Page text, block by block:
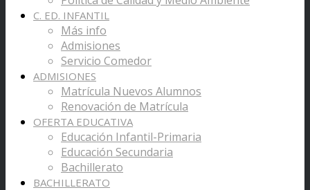
C. ED. INFANTIL
Más info
Admisiones
Servicio Comedor
ADMISIONES
Matrícula Nuevos Alumnos
Renovación de Matrícula
OFERTA EDUCATIVA
Educación Infantil-Primaria
Educación Secundaria
Bachillerato
BACHILLERATO